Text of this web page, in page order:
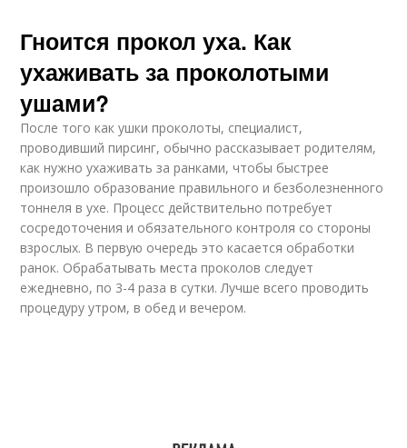
Гноится прокол уха. Как
ухаживать за проколотыми
ушами?
После того как ушки проколоты, специалист,
проводивший пирсинг, обычно рассказывает родителям,
как нужно ухаживать за ранками, чтобы быстрее
произошло образование правильного и безболезненного
тоннеля в ухе. Процесс действительно потребует
сосредоточения и обязательного контроля со стороны
взрослых. В первую очередь это касается обработки
ранок. Обрабатывать места проколов следует
ежедневно, по 3-4 раза в сутки. Лучше всего проводить
процедуру утром, в обед и вечером.